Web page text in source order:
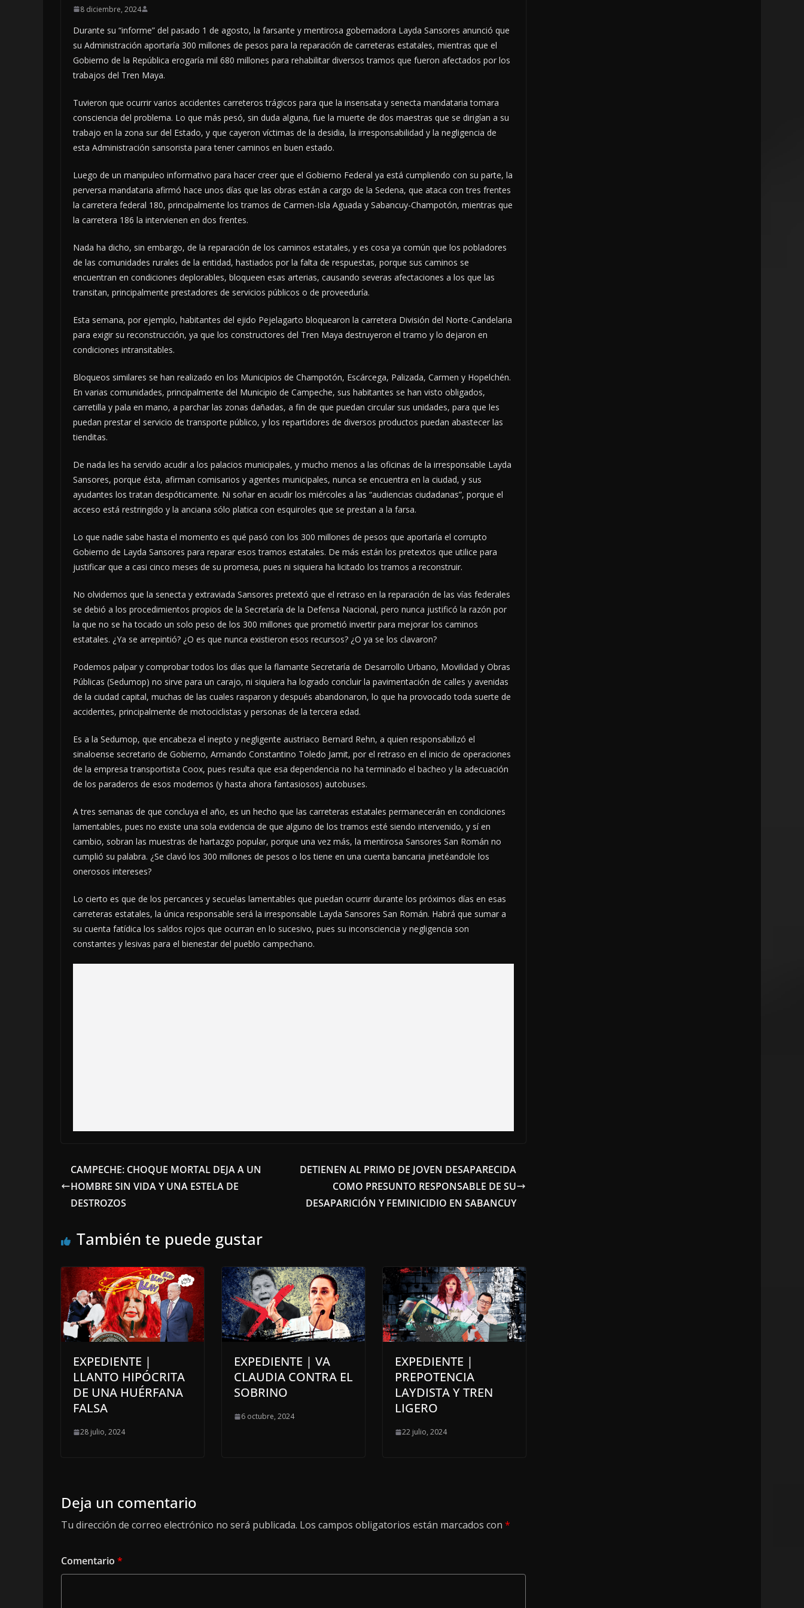
8 diciembre, 2024
Durante su “informe” del pasado 1 de agosto, la farsante y mentirosa gobernadora Layda Sansores anunció que
su Administración aportaría 300 millones de pesos para la reparación de carreteras estatales, mientras que el
Gobierno de la República erogaría mil 680 millones para rehabilitar diversos tramos que fueron afectados por los
trabajos del Tren Maya.
Tuvieron que ocurrir varios accidentes carreteros trágicos para que la insensata y senecta mandataria tomara
consciencia del problema. Lo que más pesó, sin duda alguna, fue la muerte de dos maestras que se dirigían a su
trabajo en la zona sur del Estado, y que cayeron víctimas de la desidia, la irresponsabilidad y la negligencia de
esta Administración sansorista para tener caminos en buen estado.
Luego de un manipuleo informativo para hacer creer que el Gobierno Federal ya está cumpliendo con su parte, la
perversa mandataria afirmó hace unos días que las obras están a cargo de la Sedena, que ataca con tres frentes
la carretera federal 180, principalmente los tramos de Carmen-Isla Aguada y Sabancuy-Champotón, mientras que
la carretera 186 la intervienen en dos frentes.
Nada ha dicho, sin embargo, de la reparación de los caminos estatales, y es cosa ya común que los pobladores
de las comunidades rurales de la entidad, hastiados por la falta de respuestas, porque sus caminos se
encuentran en condiciones deplorables, bloqueen esas arterias, causando severas afectaciones a los que las
transitan, principalmente prestadores de servicios públicos o de proveeduría.
Esta semana, por ejemplo, habitantes del ejido Pejelagarto bloquearon la carretera División del Norte-Candelaria
para exigir su reconstrucción, ya que los constructores del Tren Maya destruyeron el tramo y lo dejaron en
condiciones intransitables.
Bloqueos similares se han realizado en los Municipios de Champotón, Escárcega, Palizada, Carmen y Hopelchén.
En varias comunidades, principalmente del Municipio de Campeche, sus habitantes se han visto obligados,
carretilla y pala en mano, a parchar las zonas dañadas, a fin de que puedan circular sus unidades, para que les
puedan prestar el servicio de transporte público, y los repartidores de diversos productos puedan abastecer las
tienditas.
De nada les ha servido acudir a los palacios municipales, y mucho menos a las oficinas de la irresponsable Layda
Sansores, porque ésta, afirman comisarios y agentes municipales, nunca se encuentra en la ciudad, y sus
ayudantes los tratan despóticamente. Ni soñar en acudir los miércoles a las “audiencias ciudadanas”, porque el
acceso está restringido y la anciana sólo platica con esquiroles que se prestan a la farsa.
Lo que nadie sabe hasta el momento es qué pasó con los 300 millones de pesos que aportaría el corrupto
Gobierno de Layda Sansores para reparar esos tramos estatales. De más están los pretextos que utilice para
justificar que a casi cinco meses de su promesa, pues ni siquiera ha licitado los tramos a reconstruir.
No olvidemos que la senecta y extraviada Sansores pretextó que el retraso en la reparación de las vías federales
se debió a los procedimientos propios de la Secretaría de la Defensa Nacional, pero nunca justificó la razón por
la que no se ha tocado un solo peso de los 300 millones que prometió invertir para mejorar los caminos
estatales. ¿Ya se arrepintió? ¿O es que nunca existieron esos recursos? ¿O ya se los clavaron?
Podemos palpar y comprobar todos los días que la flamante Secretaría de Desarrollo Urbano, Movilidad y Obras
Públicas (Sedumop) no sirve para un carajo, ni siquiera ha logrado concluir la pavimentación de calles y avenidas
de la ciudad capital, muchas de las cuales rasparon y después abandonaron, lo que ha provocado toda suerte de
accidentes, principalmente de motociclistas y personas de la tercera edad.
Es a la Sedumop, que encabeza el inepto y negligente austriaco Bernard Rehn, a quien responsabilizó el
sinaloense secretario de Gobierno, Armando Constantino Toledo Jamit, por el retraso en el inicio de operaciones
de la empresa transportista Coox, pues resulta que esa dependencia no ha terminado el bacheo y la adecuación
de los paraderos de esos modernos (y hasta ahora fantasiosos) autobuses.
A tres semanas de que concluya el año, es un hecho que las carreteras estatales permanecerán en condiciones
lamentables, pues no existe una sola evidencia de que alguno de los tramos esté siendo intervenido, y sí en
cambio, sobran las muestras de hartazgo popular, porque una vez más, la mentirosa Sansores San Román no
cumplió su palabra. ¿Se clavó los 300 millones de pesos o los tiene en una cuenta bancaria jinetéandole los
onerosos intereses?
Lo cierto es que de los percances y secuelas lamentables que puedan ocurrir durante los próximos días en esas
carreteras estatales, la única responsable será la irresponsable Layda Sansores San Román. Habrá que sumar a
su cuenta fatídica los saldos rojos que ocurran en lo sucesivo, pues su inconsciencia y negligencia son
constantes y lesivas para el bienestar del pueblo campechano.
CAMPECHE: CHOQUE MORTAL DEJA A UN
HOMBRE SIN VIDA Y UNA ESTELA DE
DESTROZOS
DETIENEN AL PRIMO DE JOVEN DESAPARECIDA
COMO PRESUNTO RESPONSABLE DE SU
DESAPARICIÓN Y FEMINICIDIO EN SABANCUY
También te puede gustar
EXPEDIENTE |
LLANTO HIPÓCRITA
DE UNA HUÉRFANA
FALSA
28 julio, 2024
EXPEDIENTE | VA
CLAUDIA CONTRA EL
SOBRINO
6 octubre, 2024
EXPEDIENTE |
PREPOTENCIA
LAYDISTA Y TREN
LIGERO
22 julio, 2024
Deja un comentario
Tu dirección de correo electrónico no será publicada. Los campos obligatorios están marcados con *
Comentario *